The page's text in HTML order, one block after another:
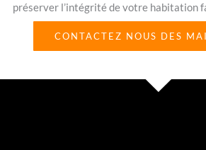
préserver l’intégrité de votre habitation
CONTACTEZ NOUS DES